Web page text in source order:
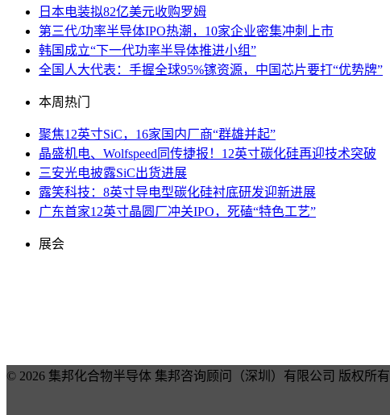
日本电装拟82亿美元收购罗姆
第三代/功率半导体IPO热潮，10家企业密集冲刺上市
韩国成立“下一代功率半导体推进小组”
全国人大代表：手握全球95%镓资源，中国芯片要打“优势牌”
本周热门
聚焦12英寸SiC，16家国内厂商“群雄并起”
晶盛机电、Wolfspeed同传捷报！12英寸碳化硅再迎技术突破
三安光电披露SiC出货进展
露笑科技：8英寸导电型碳化硅衬底研发迎新进展
广东首家12英寸晶圆厂冲关IPO，死磕“特色工艺”
展会
© 2026 集邦化合物半导体 集邦咨询顾问（深圳）有限公司 版权所有